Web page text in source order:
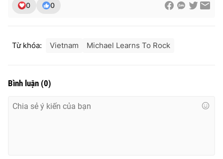
0 0
Từ khóa: Vietnam Michael Learns To Rock
Bình luận (0)